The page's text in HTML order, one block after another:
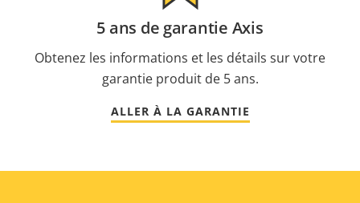
5 ans de garantie Axis
Obtenez les informations et les détails sur votre
garantie produit de 5 ans.
ALLER À LA GARANTIE